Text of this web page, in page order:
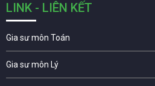
LINK - LIÊN KẾT
Gia sư môn Toán
Gia sư môn Lý